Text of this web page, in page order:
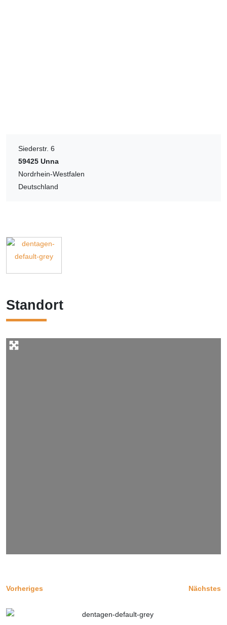
Siederstr. 6
59425 Unna
Nordrhein-Westfalen
Deutschland
Standort
Vorheriges Nächstes